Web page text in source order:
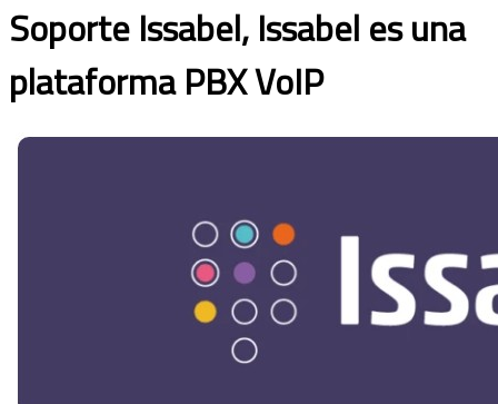
Soporte Issabel, Issabel es una
plataforma PBX VoIP